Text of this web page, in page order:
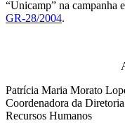
“Unicamp” na campanha
GR-28/2004.
Patrícia Maria Morato
Coordenadora da
Recursos Humanos